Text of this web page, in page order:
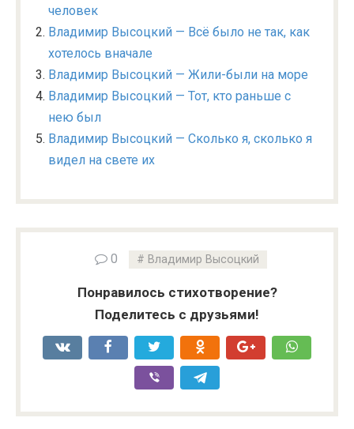
человек
Владимир Высоцкий — Всё было не так, как
хотелось вначале
Владимир Высоцкий — Жили-были на море
Владимир Высоцкий — Тот, кто раньше с
нею был
Владимир Высоцкий — Сколько я, сколько я
видел на свете их
0 Владимир Высоцкий
Понравилось стихотворение?
Поделитесь с друзьями!